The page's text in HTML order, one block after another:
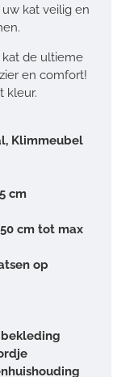
kat veilig en
kat de ultieme
en comfort!
kleur.
Klimmeubel
cm
cm tot max
op